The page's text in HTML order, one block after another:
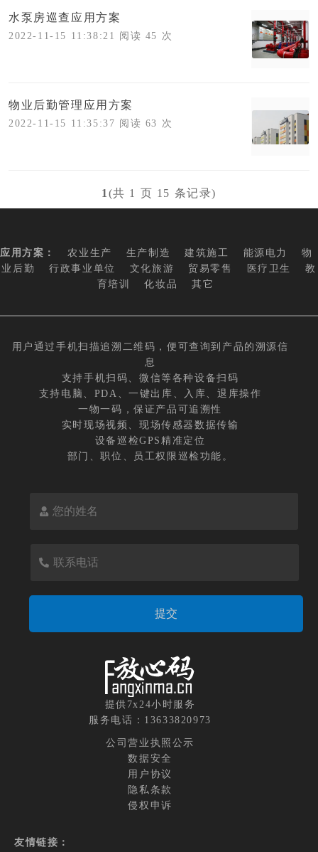
水泵房巡查应用方案
2022-11-15 11:38:21 阅读 45 次
物业后勤管理应用方案
2022-11-15 11:35:37 阅读 63 次
1 (共 1 页 15 条记录)
应用方案： 农业生产 生产制造 建筑施工 能源电力
物
业后勤
行政事业单位 文化旅游 贸易零售 医疗卫生
教
育培训
化妆品 其它
用户通过手机扫描追溯二维码，便可查询到产品的溯源信
息
支持手机扫码、微信等各种设备扫码
支持电脑、PDA、一键出库、入库、退库操作
一物一码，保证产品可追溯性
实时现场视频、现场传感器数据传输
设备巡检GPS精准定位
部门、职位、员工权限巡检功能。
提供7x24小时服务
服务电话：13633820973
公司营业执照公示
数据安全
用户协议
隐私条款
侵权申诉
友情链接：